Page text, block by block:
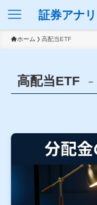
証券アナ
ホーム 高配当ETF
高配当ETF –